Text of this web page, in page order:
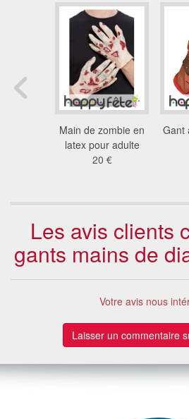
Main de zombie en
latex pour adulte
20 €
Gant
Les avis clients
gants mains de
Votre avis nous
Laisser un commentaire